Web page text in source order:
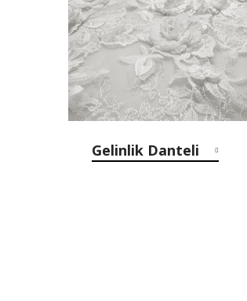
Gelinlik Danteli